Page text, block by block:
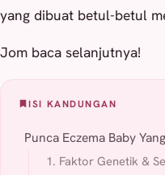
yang dibuat betul-betul
Jom baca selanjutnya!
ISI KANDUNGAN
Punca Eczema Baby
1. Faktor Genetik &